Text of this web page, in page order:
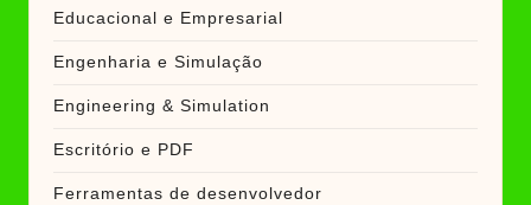
Educacional e Empresarial
Engenharia e Simulação
Engineering & Simulation
Escritório e PDF
Ferramentas de desenvolvedor